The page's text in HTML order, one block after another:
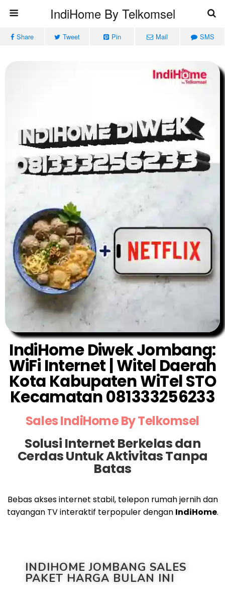
IndiHome By Telkomsel
Share Tweet Pin Mail SMS
IndiHome Diwek Jombang:
WiFi Internet | Witel Daerah
Kota Kabupaten WiTel STO
Kecamatan 081333256233
Sales IndiHome By Telkomsel
Solusi Internet Berkelas dan
Cerdas Untuk Aktivitas Tanpa
Batas
Bebas akses internet stabil, telepon rumah jernih dan
tayangan TV interaktif terpopuler dengan IndiHome.
INDIHOME JOMBANG SALES
PAKET HARGA BULAN INI